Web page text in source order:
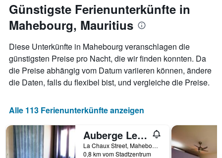
Günstigste Ferienunterkünfte in
Mahebourg, Mauritius
Diese Unterkünfte in Mahebourg veranschlagen die
günstigsten Preise pro Nacht, die wir finden konnten. Da
die Preise abhängig vom Datum variieren können, ändere
die Daten, falls du flexibel bist, und vergleiche die Preise.
Alle 113 Ferienunterkünfte anzeigen
Auberge Le Saladier
La Chaux Street, Mahebourg, Mauritius
0,8 km vom Stadtzentrum